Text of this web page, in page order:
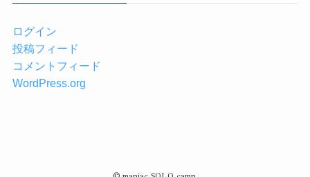
ログイン
投稿フィード
コメントフィード
WordPress.org